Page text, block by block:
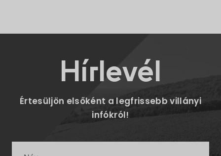
Hírlevél
Értesüljön elsőként a legfrissebb villányi
infókról!